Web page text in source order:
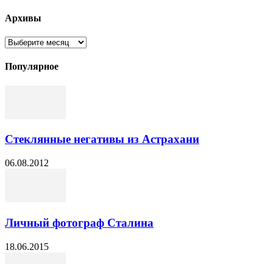
Архивы
Архивы
Популярное
Стеклянные негативы из Астрахани
06.08.2012
Личный фотограф Сталина
18.06.2015